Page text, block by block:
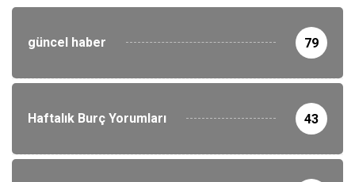
güncel haber 79
Haftalık Burç Yorumları 43